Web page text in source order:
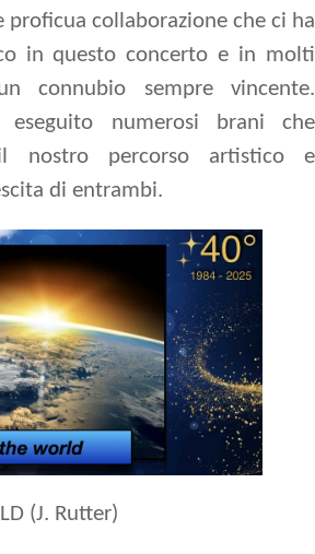
proficua collaborazione che ci ha
in questo concerto e in molti
connubio sempre vincente.
eseguito numerosi brani che
nostro percorso artistico e
di entrambi.
(J. Rutter)